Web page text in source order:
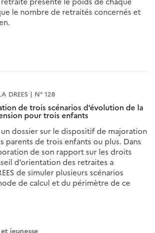
le nombre de retraités concernés et
DREES | N° 128
de trois scénarios d’évolution de la
pour trois enfants
un dossier sur le dispositif de majoration
parents de trois enfants ou plus. Dans
de son rapport sur les droits
d’orientation des retraites a
de simuler plusieurs scénarios
de calcul et du périmètre de ce